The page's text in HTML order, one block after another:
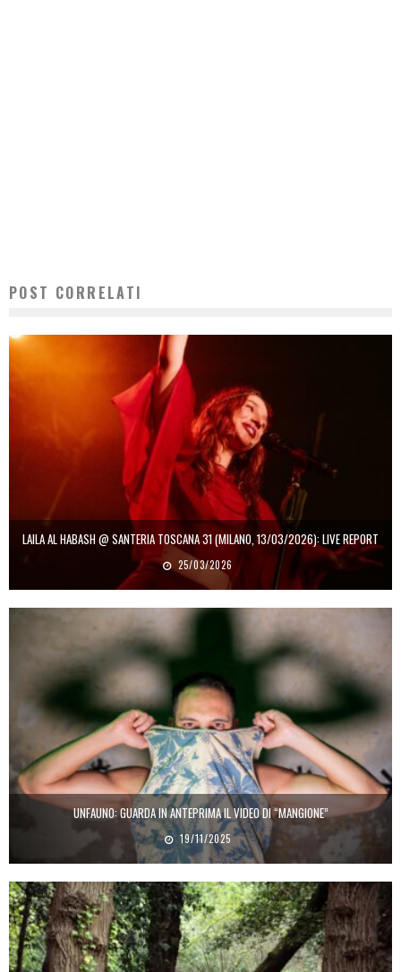
POST CORRELATI
LAILA AL HABASH @ SANTERIA TOSCANA 31 (MILANO, 13/03/2026): LIVE REPORT
25/03/2026
UNFAUNO: GUARDA IN ANTEPRIMA IL VIDEO DI “MANGIONE”
19/11/2025